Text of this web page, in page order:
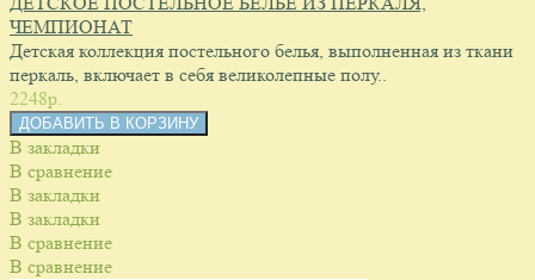
ЧЕМПИОНАТ
Детская коллекция постельного белья, выполненная из ткани
перкаль, включает в себя великолепные полу..
2248p.
В закладки
В сравнение
В закладки
В закладки
В сравнение
В сравнение